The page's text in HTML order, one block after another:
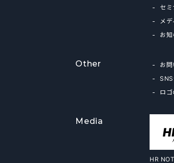
セ
メ
お
Other
お
ロ
Media
HR